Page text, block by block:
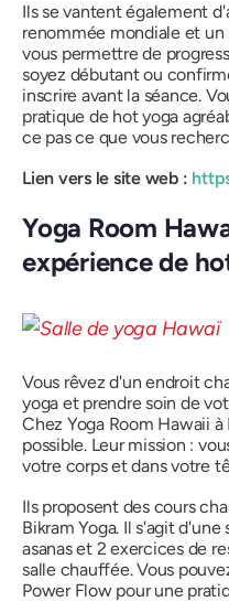
Ils se vantent également
renommée mondiale et
vous permettre de
soyez débutant ou
inscrire avant la séance.
pratique de hot yoga
ce pas ce que vous
Lien vers le site web :
Yoga Room
expérience de
Vous rêvez d'un endroit
yoga et prendre soin de
Chez Yoga Room Hawaii
possible. Leur mission :
votre corps et dans votre
Ils proposent des cours
Bikram Yoga. Il s'agit
asanas et 2 exercices de
salle chauffée. Vous
Power Flow pour une